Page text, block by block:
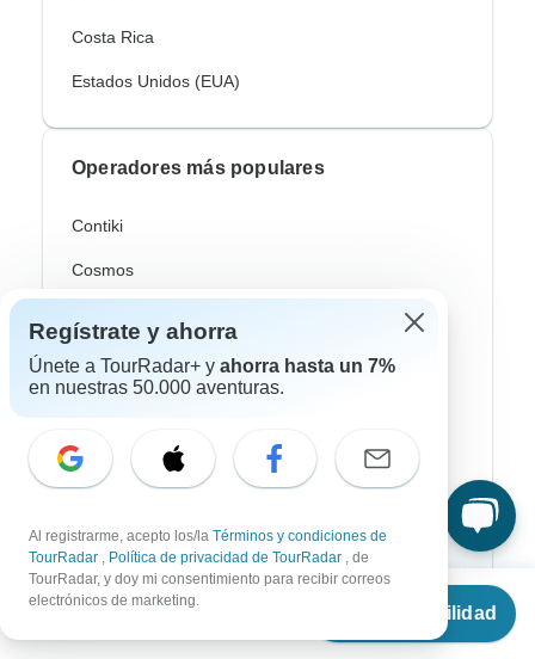
Desde
Ver disponibilidad
Costa Rica
Estados Unidos (EUA)
Operadores más populares
Contiki
Cosmos
Intrepid
Trafalgar
Europamundo
Eskapas
Regístrate y ahorra
Únete a TourRadar+ y ahorra hasta un 7%
en nuestras 50.000 aventuras.
Al registrarme, acepto los/la Términos y condiciones de
TourRadar , Política de privacidad de TourRadar , de
TourRadar, y doy mi consentimiento para recibir correos
electrónicos de marketing.